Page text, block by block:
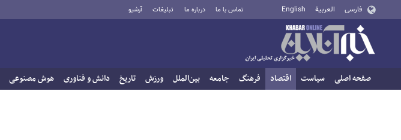
فارسی العربية English تماس با ما درباره ما تبلیغات آرشیو
صفحه اصلی سیاست اقتصاد فرهنگ جامعه بین‌الملل ورزش تاریخ دانش و فناوری هوش مصنوعی